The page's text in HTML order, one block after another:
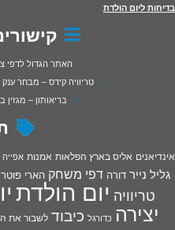
בדיחות ליום הולדת
האתר הגדול לדפי
טריוויה קידס – מבחר ענק
בריאותון – מגזין
אינדיאנים אליס בארץ הפלאות אמנות אפייה
גליל נייר דורה דפי משחק הארי פוטר
טריוויה יום הולדת
יצירה כדורגל כיבוד לשבור את